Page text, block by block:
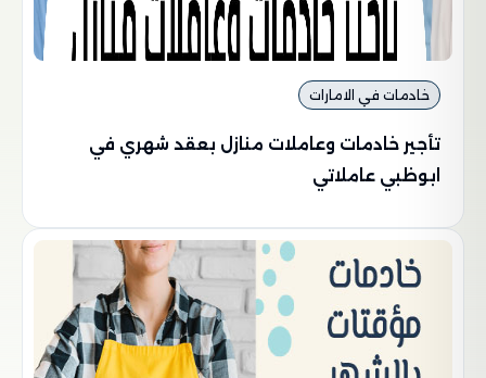
خادمات في الامارات
تأجير خادمات وعاملات منازل بعقد شهري في
ابوظبي عاملاتي